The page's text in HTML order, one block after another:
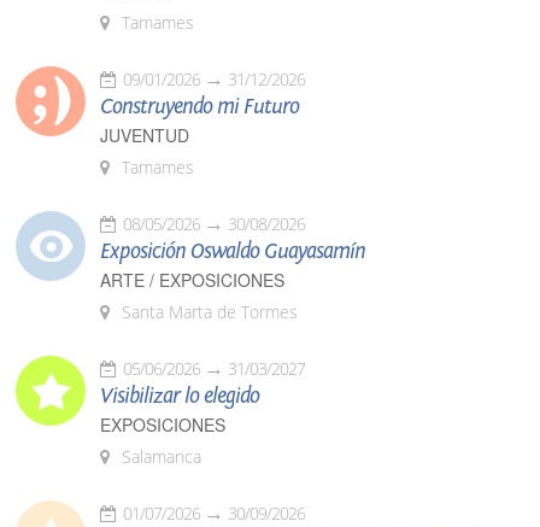
Tamames
09/01/2026 31/12/2026
Construyendo mi Futuro
JUVENTUD
Tamames
08/05/2026 30/08/2026
Exposición Oswaldo Guayasamín
ARTE / EXPOSICIONES
Santa Marta de Tormes
05/06/2026 31/03/2027
Visibilizar lo elegido
EXPOSICIONES
Salamanca
01/07/2026 30/09/2026